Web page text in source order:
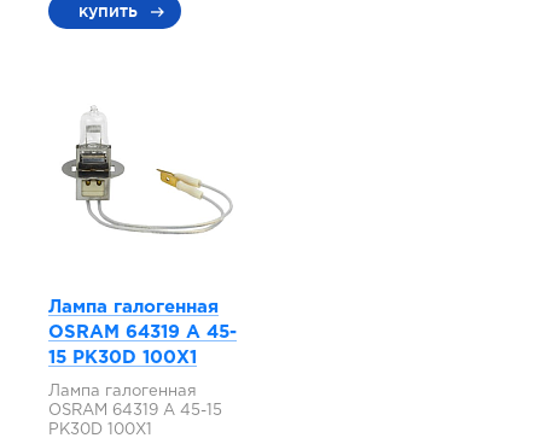
купить
Лампа галогенная
OSRAM 64319 A 45-
15 PK30D 100X1
Лампа галогенная
OSRAM 64319 A 45-15
PK30D 100X1